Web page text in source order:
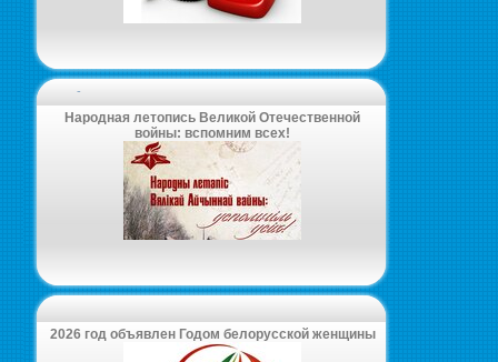
-
Народная летопись Великой Отечественной
войны: вспомним всех!
2026 год объявлен Годом белорусской женщины